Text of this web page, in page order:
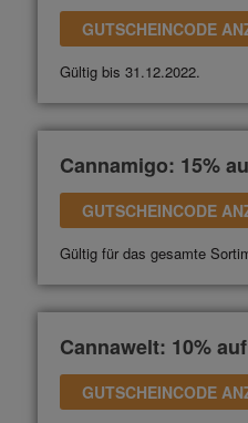
GUTSCHEINCODE
Gültig bis 31.12.2022.
Cannamigo: 15%
GUTSCHEINCODE
Gültig für das gesamte
Cannawelt: 10%
GUTSCHEINCODE